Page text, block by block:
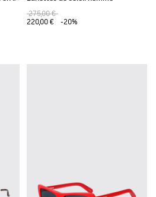
275,00 €
220,00 €
-20%